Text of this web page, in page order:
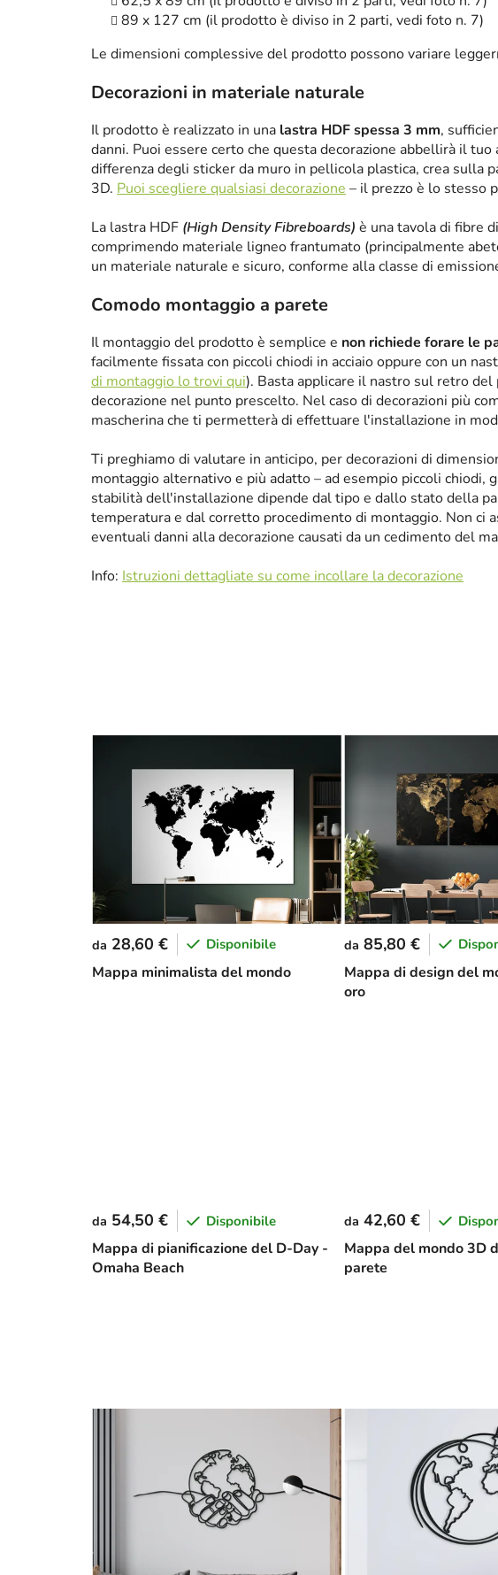
89 x 127 cm (il prodotto è diviso in 2 parti, vedi foto n. 7)
Le dimensioni complessive del prodotto possono variare
Decorazioni in materiale naturale
Il prodotto è realizzato in una lastra HDF spessa 3 mm,
danni. Puoi essere certo che questa decorazione abbellirà il
differenza degli sticker da muro in pellicola plastica, crea sulla
3D. Puoi scegliere qualsiasi decorazione – il prezzo è lo stesso
La lastra HDF (High Density Fibreboards) è una tavola di fibre
comprimendo materiale ligneo frantumato (principalmente
un materiale naturale e sicuro, conforme alla classe di
Comodo montaggio a parete
Il montaggio del prodotto è semplice e non richiede forare le
facilmente fissata con piccoli chiodi in acciaio oppure con un
di montaggio lo trovi qui). Basta applicare il nastro sul retro
decorazione nel punto prescelto. Nel caso di decorazioni più
mascherina che ti permetterà di effettuare l'installazione in
Ti preghiamo di valutare in anticipo, per decorazioni di
montaggio alternativo e più adatto – ad esempio piccoli chiodi,
stabilità dell'installazione dipende dal tipo e dallo stato della
temperatura e dal corretto procedimento di montaggio. Non ci
eventuali danni alla decorazione causati da un cedimento del
Info: Istruzioni dettagliate su come incollare la decorazione
Mappa minimalista del mondo
da 28,60 € Disponibile
Mappa di design del
oro
da 85,80 €
Mappa di pianificazione del D-Day -
Omaha Beach
da 54,50 € Disponibile
Mappa del mondo 3D
parete
da 42,60 €